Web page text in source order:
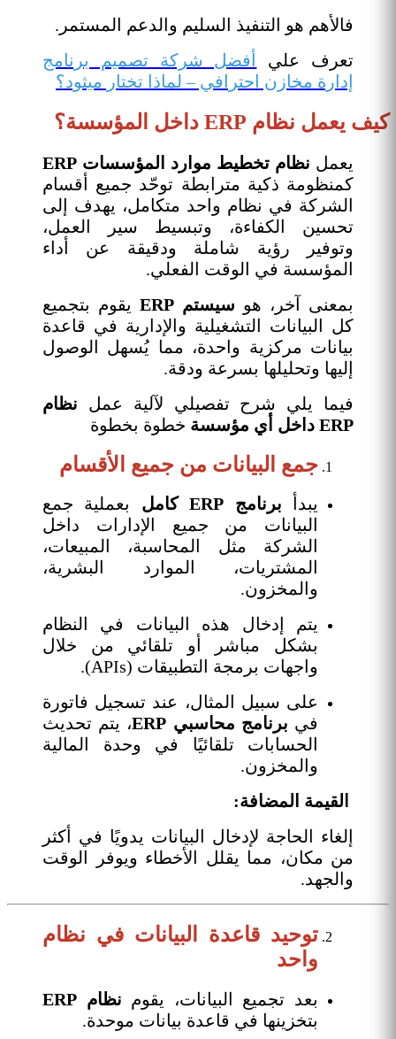
فالأهم هو التنفيذ السليم والدعم المستمر.
تعرف علي
أفضل شركة تصميم برنامج
إدارة مخازن احترافي – لماذا تختار ميثود؟
كيف يعمل نظام ERP داخل المؤسسة؟
يعمل نظام تخطيط موارد المؤسسات ERP
كمنظومة ذكية مترابطة توحّد جميع أقسام
الشركة في نظام واحد متكامل، يهدف إلى
تحسين الكفاءة، وتبسيط سير العمل،
وتوفير رؤية شاملة ودقيقة عن أداء
المؤسسة في الوقت الفعلي.
بمعنى آخر، هو سيستم ERP
يقوم بتجميع
كل البيانات التشغيلية والإدارية في قاعدة
بيانات مركزية واحدة، مما يُسهل الوصول
إليها وتحليلها بسرعة ودقة.
فيما يلي شرح تفصيلي لآلية عمل نظام
ERP داخل أي مؤسسة
خطوة بخطوة
جمع البيانات من جميع الأقسام
يبدأ برنامج ERP كامل
بعملية جمع
البيانات من جميع الإدارات داخل
الشركة مثل المحاسبة، المبيعات،
المشتريات، الموارد البشرية،
والمخزون.
يتم إدخال هذه البيانات في النظام
بشكل مباشر أو تلقائي من خلال
واجهات برمجة التطبيقات (APIs).
على سبيل المثال، عند تسجيل فاتورة
في برنامج محاسبي ERP
، يتم تحديث
الحسابات تلقائيًا في وحدة المالية
والمخزون.
القيمة المضافة:
إلغاء الحاجة لإدخال البيانات يدويًا في أكثر
من مكان، مما يقلل الأخطاء ويوفر الوقت
والجهد.
توحيد قاعدة البيانات في نظام
واحد
بعد تجميع البيانات، يقوم نظام ERP
بتخزينها في قاعدة بيانات موحدة.